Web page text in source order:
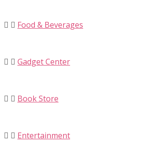
Food & Beverages
Gadget Center
Book Store
Entertainment